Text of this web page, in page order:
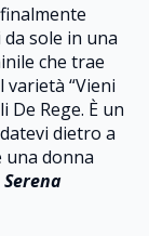
sole in una
che trae
“Vieni
De Rege. È un
dietro a
una donna
Serena